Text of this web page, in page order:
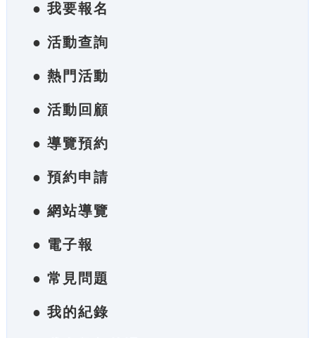
● 我要報名
● 活動查詢
● 熱門活動
● 活動回顧
● 導覽預約
● 預約申請
● 網站導覽
● 電子報
● 常見問題
● 我的紀錄